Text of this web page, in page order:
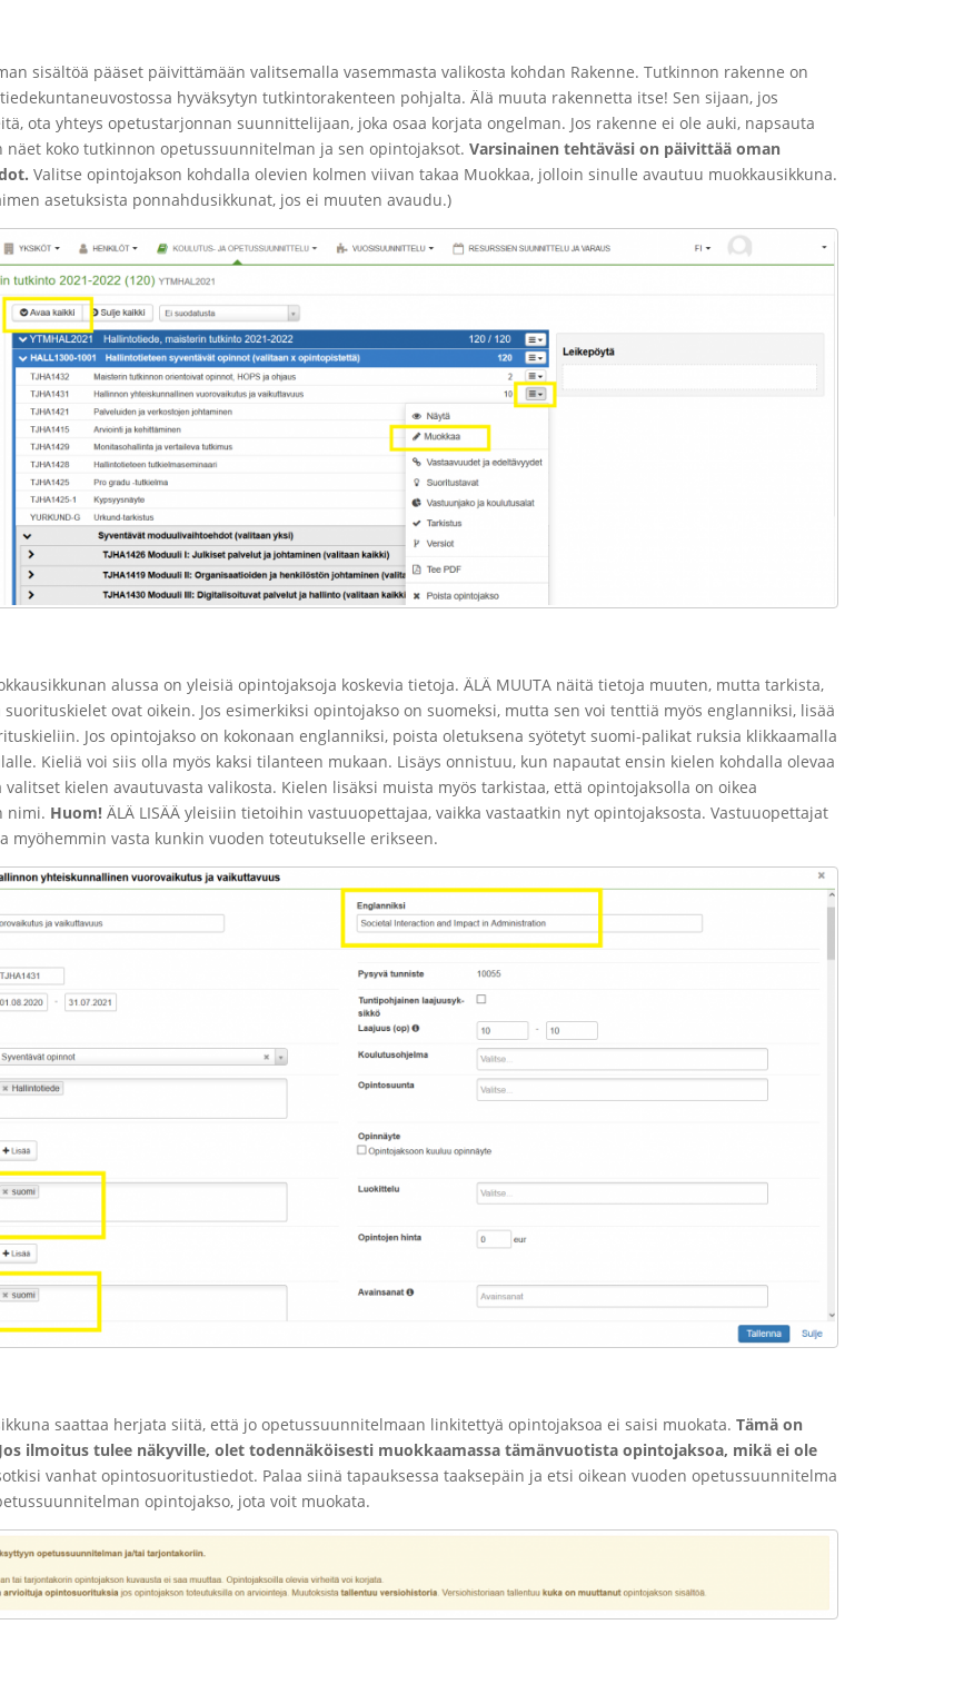
sisältöä pääset päivittämään valitsemalla vasemmasta valikosta kohdan Rakenne. Tutkinnon rakenne on
hyväksytyn tutkintorakenteen pohjalta. Älä muuta rakennetta itse! Sen sijaan, jos
ota yhteys opetustarjonnan suunnittelijaan, joka osaa korjata ongelman. Jos rakenne ei ole auki, napsauta
näet koko tutkinnon opetussuunnitelman ja sen opintojaksot. Varsinainen tehtäväsi on päivittää oman
Valitse opintojakson kohdalla olevien kolmen viivan takaa Muokkaa, jolloin sinulle avautuu muokkausikkuna.
asetuksista ponnahdusikkunat, jos ei muuten avaudu.)
alussa on yleisiä opintojaksoja koskevia tietoja. ÄLÄ MUUTA näitä tietoja muuten, mutta tarkista,
ovat oikein. Jos esimerkiksi opintojakso on suomeksi, mutta sen voi tenttiä myös englanniksi, lisää
Jos opintojakso on kokonaan englanniksi, poista oletuksena syötetyt suomi-palikat ruksia klikkaamalla
Kieliä voi siis olla myös kaksi tilanteen mukaan. Lisäys onnistuu, kun napautat ensin kielen kohdalla olevaa
valitset kielen avautuvasta valikosta. Kielen lisäksi muista myös tarkistaa, että opintojaksolla on oikea
nimi. Huom! ÄLÄ LISÄÄ yleisiin tietoihin vastuuopettajaa, vaikka vastaatkin nyt opintojaksosta. Vastuuopettajat
myöhemmin vasta kunkin vuoden toteutukselle erikseen.
saattaa herjata siitä, että jo opetussuunnitelmaan linkitettyä opintojaksoa ei saisi muokata. Tämä on
ilmoitus tulee näkyville, olet todennäköisesti muokkaamassa tämänvuotista opintojaksoa, mikä ei ole
vanhat opintosuoritustiedot. Palaa siinä tapauksessa taaksepäin ja etsi oikean vuoden opetussuunnitelma
opintojakso, jota voit muokata.